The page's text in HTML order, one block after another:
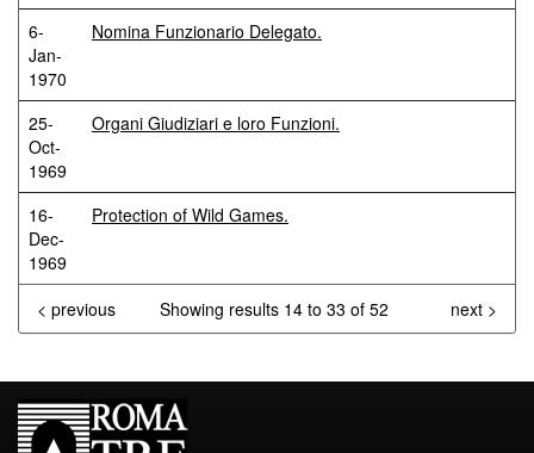
6-
Jan-
1970
Nomina Funzionario Delegato.
25-
Oct-
1969
Organi Giudiziari e loro Funzioni.
16-
Dec-
1969
Protection of Wild Games.
Showing results 14 to 33 of 52
< previous next >